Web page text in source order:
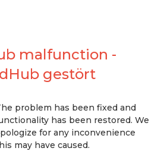
malfunction -
gestört
problem has been fixed and
has been restored. We
for any inconvenience
may have caused.